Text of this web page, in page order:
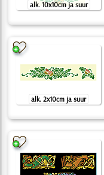
alk. 10x10cm ja suur
alk. 2x10cm ja suur